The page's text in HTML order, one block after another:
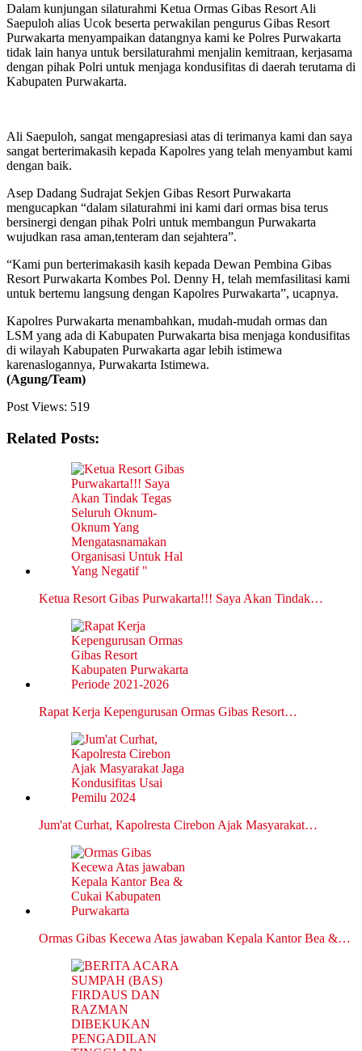
Dalam kunjungan silaturahmi Ketua Ormas Gibas Resort Ali
Saepuloh alias Ucok beserta perwakilan pengurus Gibas Resort
Purwakarta menyampaikan datangnya kami ke Polres Purwakarta
tidak lain hanya untuk bersilaturahmi menjalin kemitraan, kerjasama
dengan pihak Polri untuk menjaga kondusifitas di daerah terutama di
Kabupaten Purwakarta.
Ali Saepuloh, sangat mengapresiasi atas di terimanya kami dan saya
sangat berterimakasih kepada Kapolres yang telah menyambut kami
dengan baik.
Asep Dadang Sudrajat Sekjen Gibas Resort Purwakarta
mengucapkan “dalam silaturahmi ini kami dari ormas bisa terus
bersinergi dengan pihak Polri untuk membangun Purwakarta
wujudkan rasa aman,tenteram dan sejahtera”.
“Kami pun berterimakasih kasih kepada Dewan Pembina Gibas
Resort Purwakarta Kombes Pol. Denny H, telah memfasilitasi kami
untuk bertemu langsung dengan Kapolres Purwakarta”, ucapnya.
Kapolres Purwakarta menambahkan, mudah-mudah ormas dan
LSM yang ada di Kabupaten Purwakarta bisa menjaga kondusifitas
di wilayah Kabupaten Purwakarta agar lebih istimewa
karenaslogannya, Purwakarta Istimewa.
(Agung/Team)
Post Views: 519
Related Posts:
Ketua Resort Gibas Purwakarta!!! Saya Akan Tindak…
Rapat Kerja Kepengurusan Ormas Gibas Resort…
Jum'at Curhat, Kapolresta Cirebon Ajak Masyarakat…
Ormas Gibas Kecewa Atas jawaban Kepala Kantor Bea &…